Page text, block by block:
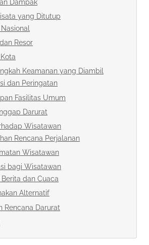
Dampak
yang Ditutup
Resor
Keamanan yang Diambil
dan Peringatan
Fasilitas Umum
Darurat
Wisatawan
Rencana Perjalanan
Wisatawan
bagi Wisatawan
dan Cuaca
Alternatif
Rencana Darurat